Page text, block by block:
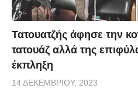
Τατουατζής άφησε την
τατουάζ αλλά της
έκπληξη
14 ΔΕΚΕΜΒΡΊΟΥ, 2023